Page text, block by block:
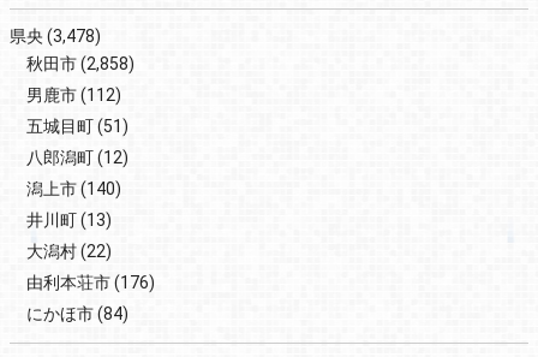
県央 (3,478)
秋田市(2,858)
男鹿市(112)
五城目町(51)
八郎潟町(12)
潟上市(140)
井川町(13)
大潟村(22)
由利本荘市(176)
にかほ市(84)